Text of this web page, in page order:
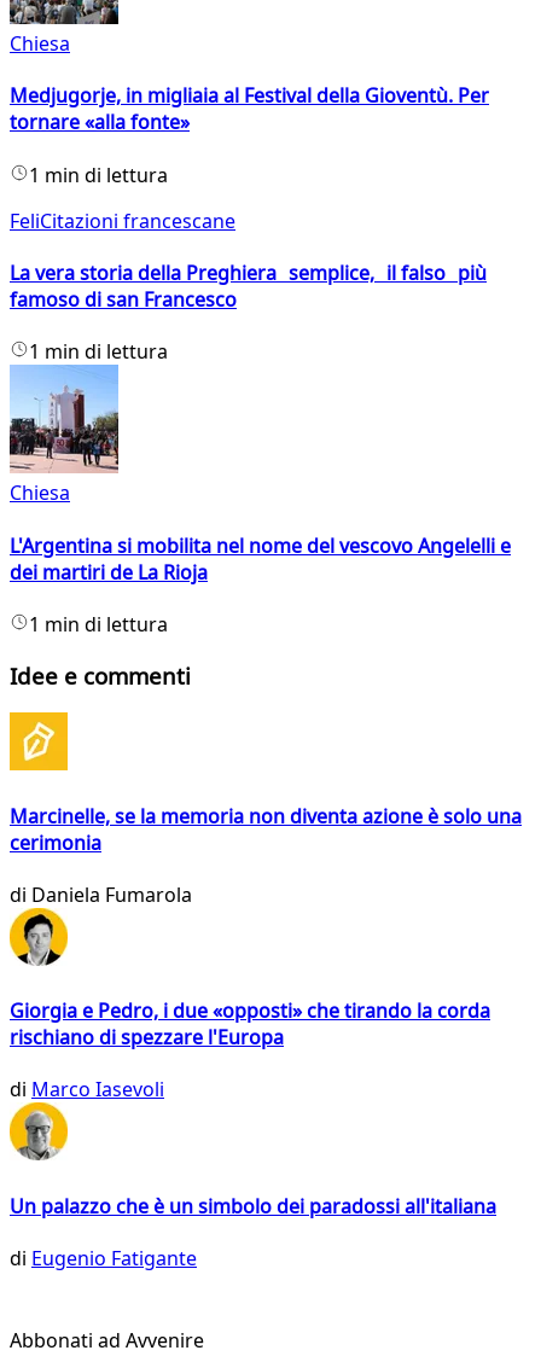
Chiesa
Medjugorje, in migliaia al Festival della Gioventù. Per
tornare «alla fonte»
1 min di lettura
FeliCitazioni francescane
La vera storia della Preghiera semplice, il falso più
famoso di san Francesco
1 min di lettura
Chiesa
L'Argentina si mobilita nel nome del vescovo Angelelli e
dei martiri de La Rioja
1 min di lettura
Idee e commenti
Marcinelle, se la memoria non diventa azione è solo una
cerimonia
di Daniela Fumarola
Giorgia e Pedro, i due «opposti» che tirando la corda
rischiano di spezzare l'Europa
di Marco Iasevoli
Un palazzo che è un simbolo dei paradossi all'italiana
di Eugenio Fatigante
Abbonati ad Avvenire